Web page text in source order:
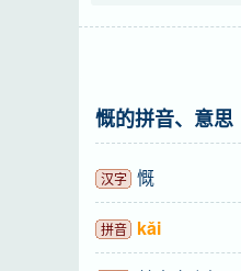
慨的拼音、意思
汉字 慨
拼音 kǎi